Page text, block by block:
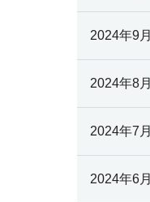
2024年9月
2024年8月
2024年7月
2024年6月